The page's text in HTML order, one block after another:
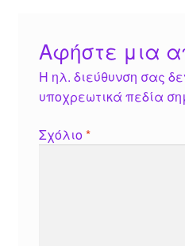
Αφήστε μια
Η ηλ. διεύθυνση σας
υποχρεωτικά πεδία
Σχόλιο*